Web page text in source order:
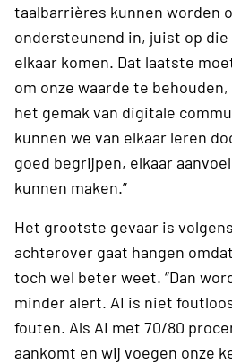
taalbarrières kunnen worden
ondersteunend in, juist op
elkaar komen. Dat laatste
om onze waarde te
het gemak van digitale
kunnen we van elkaar leren
goed begrijpen, elkaar
kunnen maken.”
Het grootste gevaar is
achterover gaat hangen
toch wel beter weet. “Dan
minder alert. AI is niet
fouten. Als AI met 70/80
aankomt en wij voegen onze